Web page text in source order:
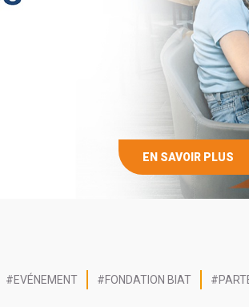
EN SAVOIR PLUS
EVÉNEMENT FONDATION BIAT